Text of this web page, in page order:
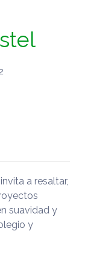
a resaltar,
suavidad y
y